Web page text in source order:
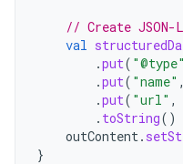
// Create
val
.put( "@type"
.put( "name" ,
.put( "url" ,
. toString()
outContent.
}